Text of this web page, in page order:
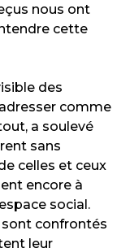
nous ont
cette
des
comme
a soulevé
sans
celles et ceux
encore à
social.
sont confrontés
leur